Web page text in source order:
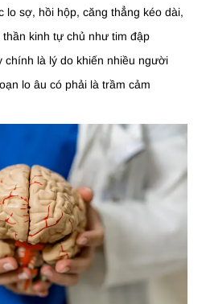
lo sợ, hồi hộp, căng thẳng kéo dài,
kinh tự chủ như tim đập
chính là lý do khiến nhiều người
lo âu có phải là trầm cảm